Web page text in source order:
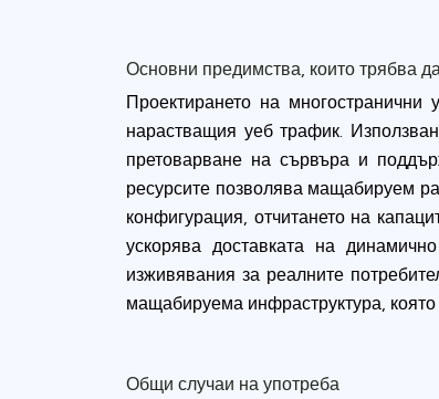
Основни предимства, които трябва
Проектирането на
нарастващия уеб трафик.
претоварване на сървъра и
ресурсите позволява мащабируем
конфигурация, отчитането на
ускорява доставката на
изживявания за реалните
мащабируема инфраструктура,
Общи случаи на употреба